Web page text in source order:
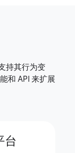
持其行为变
和 API 来扩展
台